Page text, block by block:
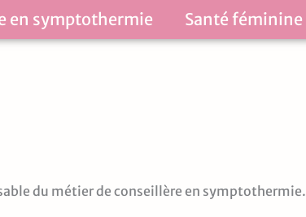
en symptothermie Santé féminine
du métier de conseillère en symptothermie.